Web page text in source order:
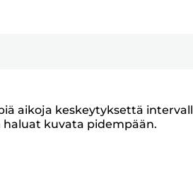
aikoja keskeytyksettä
kuvata pidempään.